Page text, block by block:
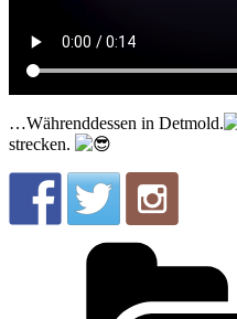
…Währenddessen in Detmold.
strecken.